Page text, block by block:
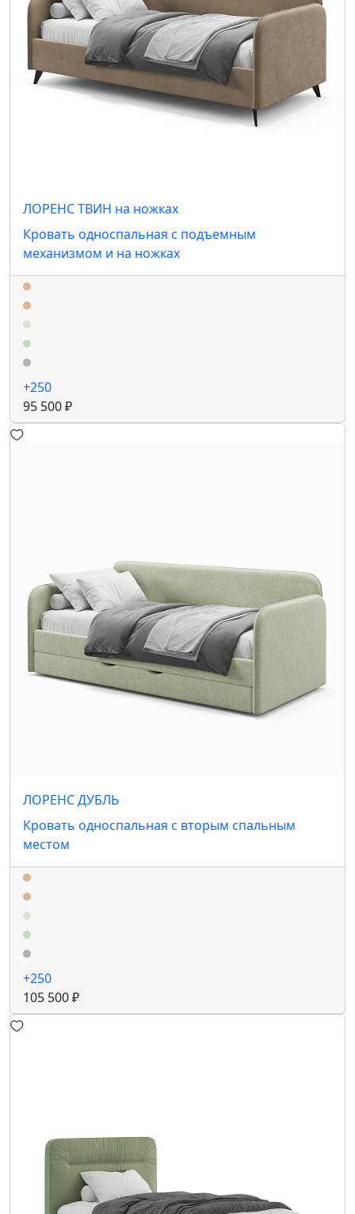
ЛОРЕНС ТВИН на ножках
Кровать односпальная с подъемным
механизмом и на ножках
+250
95 500 ₽
ЛОРЕНС ДУБЛЬ
Кровать односпальная с вторым спальным
местом
+250
105 500 ₽